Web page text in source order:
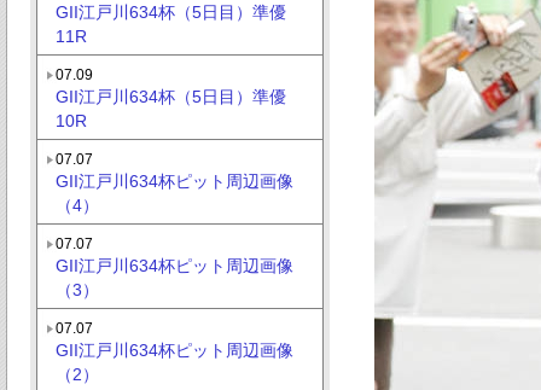
GII江戸川634杯（5日目）準優
11R
07.09
GII江戸川634杯（5日目）準優
10R
07.07
GII江戸川634杯ピット周辺画像
（4）
07.07
GII江戸川634杯ピット周辺画像
（3）
07.07
GII江戸川634杯ピット周辺画像
（2）